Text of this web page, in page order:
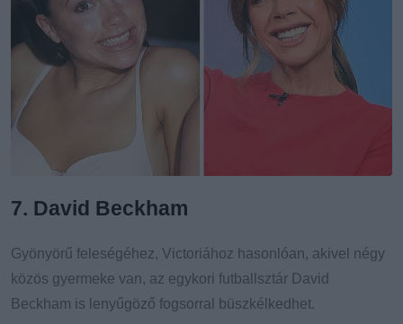
7. David Beckham
Gyönyörű feleségéhez, Victoriához hasonlóan, akivel négy
közös gyermeke van, az egykori futballsztár David
Beckham is lenyűgöző fogsorral büszkélkedhet.